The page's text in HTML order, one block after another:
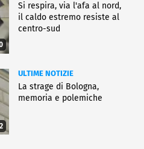
Si respira, via l'afa al nord,
il caldo estremo resiste al
centro-sud
ULTIME NOTIZIE
La strage di Bologna,
memoria e polemiche